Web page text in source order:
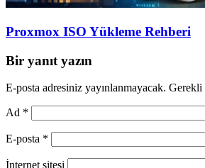
Proxmox ISO Yükleme Rehberi
Bir yanıt yazın
E-posta adresiniz yayınlanmayacak. Gerekli
Ad *
E-posta *
İnternet sitesi